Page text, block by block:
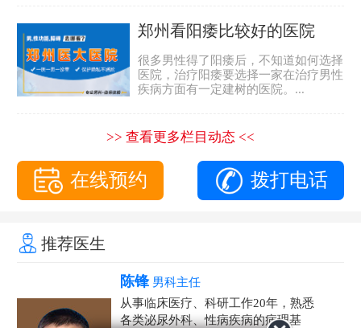
郑州看阳痿比较好的医院
很多男性得了阳痿后，不知道如何选择
医院，治疗阳痿要选择一家在治疗男性
疾病方面有一定建树的医院。...
>> 查看更多栏目动态 <<
在线预约 拨打电话
推荐医生
陈锋 男科主任
从事临床医疗、科研工作20年，熟悉
各类泌尿外科、性病疾病的病理基